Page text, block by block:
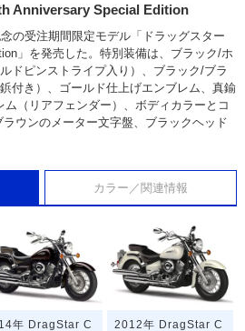
Anniversary Special Edition
の受注期間限定モデル「ドラッグスター
」を発売した。特別装備は、ブラック/ホ
ドピンストライプ入り）、ブラック/ブラ
付き）、ゴールド仕上げエンブレム、真鍮
（リアフェンダー）、ボディカラーとコ
ウンのメーター文字盤、ブラックヘッド
カラー／関連情報
年 DragStar C 2012年 DragStar C